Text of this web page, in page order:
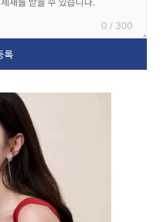
0 / 300